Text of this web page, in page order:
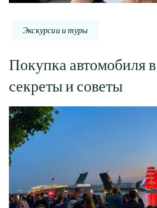
Экскурсии и туры
Покупка автомобиля
секреты и советы